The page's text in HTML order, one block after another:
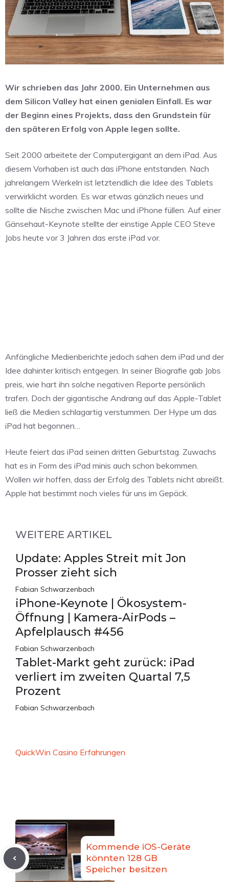
Wir schrieben das Jahr 2000. Ein Unternehmen aus
dem Silicon Valley hat einen genialen Einfall. Es war
der Beginn eines Projekts, dass den Grundstein für
den späteren Erfolg von Apple legen sollte.
Seit 2000 arbeitete der Computergigant an dem iPad. Aus
diesem Vorhaben ist auch das iPhone entstanden. Nach
jahrelangem Werkeln ist letztendlich die Idee des Tablets
verwirklicht worden. Es war etwas gänzlich neues und
sollte die Nische zwischen Mac und iPhone füllen. Auf einer
Gänsehaut-Keynote stellte der einstige Apple CEO Steve
Jobs heute vor 3 Jahren das erste iPad vor.
Anfängliche Medienberichte jedoch sahen dem iPad und der
Idee dahinter kritisch entgegen. In seiner Biografie gab Jobs
preis, wie hart ihn solche negativen Reporte persönlich
trafen. Doch der gigantische Andrang auf das Apple-Tablet
ließ die Medien schlagartig verstummen. Der Hype um das
iPad hat begonnen…
Heute feiert das iPad seinen dritten Geburtstag. Zuwachs
hat es in Form des iPad minis auch schon bekommen.
Wollen wir hoffen, dass der Erfolg des Tablets nicht abreißt.
Apple hat bestimmt noch vieles für uns im Gepäck.
WEITERE ARTIKEL
Update: Apples Streit mit Jon
Prosser zieht sich
Fabian Schwarzenbach
iPhone-Keynote | Ökosystem-
Öffnung | Kamera-AirPods –
Apfelplausch #456
Fabian Schwarzenbach
Tablet-Markt geht zurück: iPad
verliert im zweiten Quartal 7,5
Prozent
Fabian Schwarzenbach
QuickWin Casino Erfahrungen
Kommende iOS-Geräte
könnten 128 GB
Speicher besitzen